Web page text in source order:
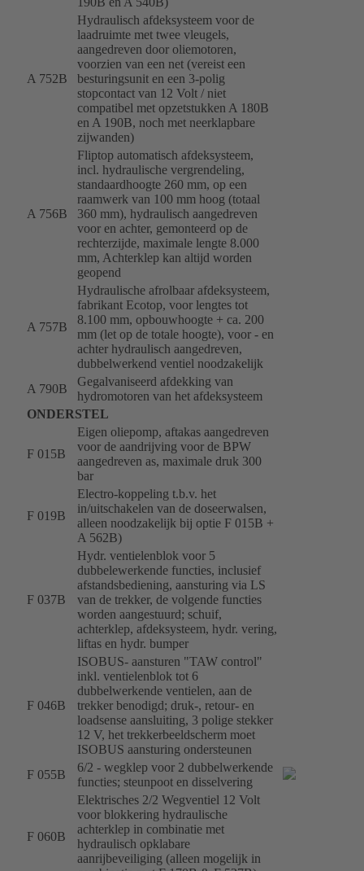
A 752B
Hydraulisch afdeksysteem voor de
laadruimte met twee vleugels,
aangedreven door oliemotoren,
voorzien van een net (vereist een
besturingsunit en een 3-polig
stopcontact van 12 Volt / niet
compatibel met opzetstukken A 180B
en A 190B, noch met neerklapbare
zijwanden)
A 756B
Fliptop automatisch afdeksysteem,
incl. hydraulische vergrendeling,
standaardhoogte 260 mm, op een
raamwerk van 100 mm hoog (totaal
360 mm), hydraulisch aangedreven
voor en achter, gemonteerd op de
rechterzijde, maximale lengte 8.000
mm, Achterklep kan altijd worden
geopend
A 757B
Hydraulische afrolbaar afdeksysteem,
fabrikant Ecotop, voor lengtes tot
8.100 mm, opbouwhoogte + ca. 200
mm (let op de totale hoogte), voor - en
achter hydraulisch aangedreven,
dubbelwerkend ventiel noodzakelijk
A 790B
Gegalvaniseerd afdekking van
hydromotoren van het afdeksysteem
ONDERSTEL
F 015B
Eigen oliepomp, aftakas aangedreven
voor de aandrijving voor de BPW
aangedreven as, maximale druk 300
bar
F 019B
Electro-koppeling t.b.v. het
in/uitschakelen van de doseerwalsen,
alleen noodzakelijk bij optie F 015B +
A 562B)
F 037B
Hydr. ventielenblok voor 5
dubbelewerkende functies, inclusief
afstandsbediening, aansturing via LS
van de trekker, de volgende functies
worden aangestuurd; schuif,
achterklep, afdeksysteem, hydr. vering,
liftas en hydr. bumper
F 046B
ISOBUS- aansturen "TAW control"
inkl. ventielenblok tot 6
dubbelwerkende ventielen, aan de
trekker benodigd; druk-, retour- en
loadsense aansluiting, 3 polige stekker
12 V, het trekkerbeeldscherm moet
ISOBUS aansturing ondersteunen
F 055B
6/2 - wegklep voor 2 dubbelwerkende
functies; steunpoot en disselvering
F 060B
Elektrisches 2/2 Wegventiel 12 Volt
voor blokkering hydraulische
achterklep in combinatie met
hydraulisch opklabare
aanrijbeveiliging (alleen mogelijk in